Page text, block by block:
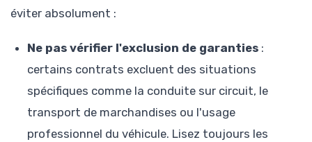
éviter absolument :
Ne pas vérifier l'exclusion de garanties :
certains contrats excluent des situations
spécifiques comme la conduite sur circuit, le
transport de marchandises ou l'usage
professionnel du véhicule. Lisez toujours les